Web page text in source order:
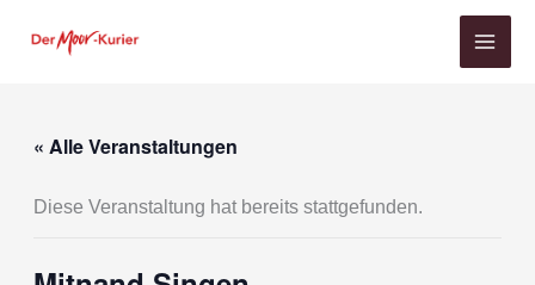
Inhalt
« Alle Veranstaltungen
Diese Veranstaltung hat bereits stattgefunden.